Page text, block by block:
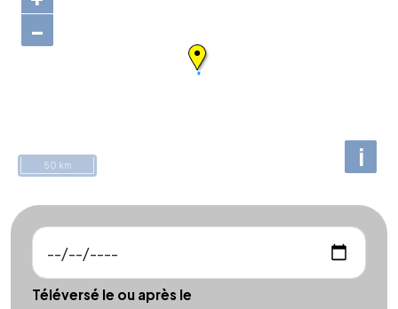
−
i
50 km
Téléversé le ou après le